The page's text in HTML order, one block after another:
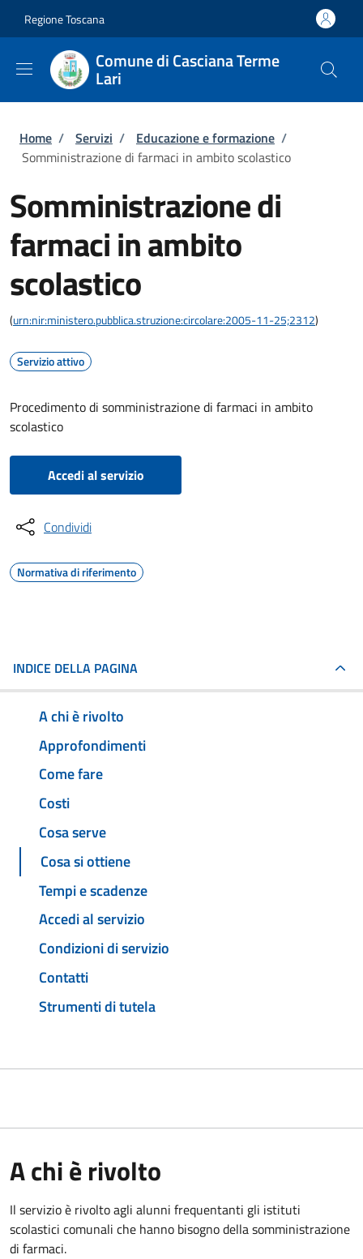
Regione Toscana
Comune di Casciana Terme
Lari
Briciole di pane
Home / Servizi / Educazione e formazione /
Somministrazione di farmaci in ambito scolastico
Somministrazione di
farmaci in ambito
scolastico
(urn:nir:ministero.pubblica.struzione:circolare:2005-11-25;2312)
Servizio attivo
Procedimento di somministrazione di farmaci in ambito
scolastico
Accedi al servizio
Condividi
Normativa di riferimento
INDICE DELLA PAGINA
A chi è rivolto
Approfondimenti
Come fare
Costi
Cosa serve
Cosa si ottiene
Tempi e scadenze
Accedi al servizio
Condizioni di servizio
Contatti
Strumenti di tutela
A chi è rivolto
Il servizio è rivolto agli alunni frequentanti gli istituti
scolastici comunali che hanno bisogno della somministrazione
di farmaci.